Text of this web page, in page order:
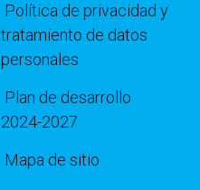
Política de privacidad y
tratamiento de datos
personales
Plan de desarrollo
2024-2027
Mapa de sitio